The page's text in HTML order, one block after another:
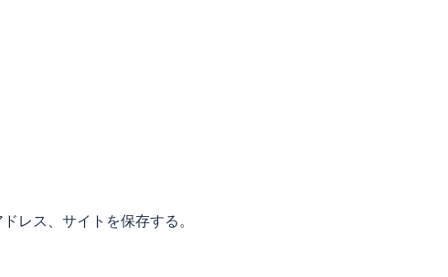
レス、サイトを保存する。